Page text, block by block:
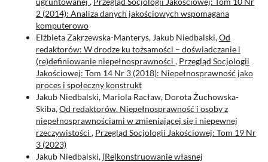
2 (2014): Analiza danych jakościowych wspomagana
komputerowo
Elżbieta Zakrzewska-Manterys, Jakub Niedbalski,Od
redaktorów: W drodze ku tożsamości – doświadczanie i
(re)definiowanie niepełnosprawności , Przegląd Socjologii
Jakościowej: Tom 14 Nr 3 (2018): Niepełnosprawność jako
proces i społeczny konstrukt
Jakub Niedbalski, Mariola Racław, Dorota Żuchowska-
Skiba,Od redaktorów. Niepełnosprawność i osoby z
niepełnosprawnościami w zmieniającej się i niepewnej
rzeczywistości , Przegląd Socjologii Jakościowej: Tom 19 Nr
3 (2023)
Jakub Niedbalski, (Re)konstruowanie własnej